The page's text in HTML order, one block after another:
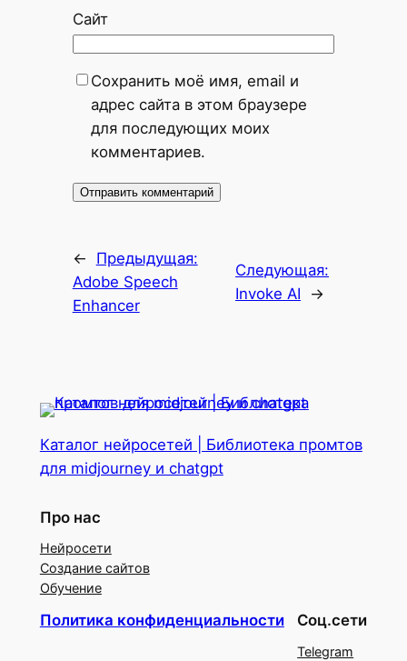
Сайт
Сохранить моё имя, email и
адрес сайта в этом браузере
для последующих моих
комментариев.
←
Предыдущая:
Adobe Speech
Enhancer
Следующая:
Invoke AI
→
Каталог нейросетей | Библиотека промтов
для midjourney и chatgpt
Про нас
Нейросети
Создание сайтов
Обучение
Политика конфиденциальности Соц.сети
Telegram